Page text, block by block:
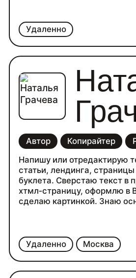
Удаленно
уровне знаю Illustrator и
Удаленно Москва
Автор Копирайтер
Напишу или отредактирую
статьи, лендинга,
буклета. Сверстаю текст в
хтмл‑страницу, оформлю в
сделаю картинкой. Знаю
Горбунова, а сейчас пишу